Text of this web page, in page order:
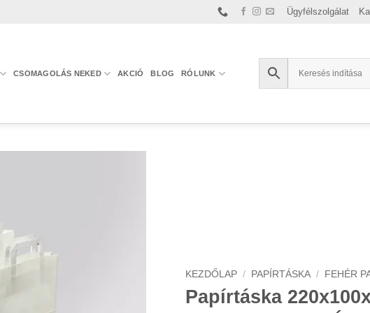
Ügyfélszolgálat
CSOMAGOLÁS NEKED AKCIÓ BLOG RÓLUNK
KEZDŐLAP / PAPÍRTÁSKA / FEHÉR
Papírtáska